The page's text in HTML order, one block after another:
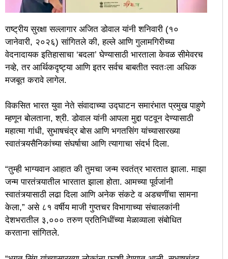
राष्ट्रीय सुरक्षा सल्लागार अजित डोवाल यांनी शनिवारी (१०
जानेवारी, २०२६) सांगितले की, हल्ले आणि गुलामगिरीच्या
वेदनादायक इतिहासाचा ‘बदला’ घेण्यासाठी भारताला केवळ सीमेवरच
नव्हे, तर आर्थिकदृष्ट्या आणि इतर सर्वच बाबतीत स्वतःला अधिक
मजबूत करावे लागेल.
विकसित भारत युवा नेते संवादाच्या उद्घाटन समारंभात प्रमुख पाहुणे
म्हणून बोलताना, श्री. डोवाल यांनी आपला मुद्दा पटवून देण्यासाठी
महात्मा गांधी, सुभाषचंद्र बोस आणि भगतसिंग यांच्यासारख्या
स्वातंत्र्यसैनिकांच्या संघर्षाचा आणि त्यागाचा संदर्भ दिला.
“तुम्ही भाग्यवान आहात की तुमचा जन्म स्वतंत्र भारतात झाला. माझा
जन्म पारतंत्र्यातील भारतात झाला होता. आमच्या पूर्वजांनी
स्वातंत्र्यासाठी लढा दिला आणि अनेक संकटे व अडचणींचा सामना
केला,” असे ८१ वर्षीय माजी गुप्तचर विभागाच्या संचालकांनी
देशभरातील ३,००० तरुण प्रतिनिधींच्या मेळाव्याला संबोधित
करताना सांगितले.